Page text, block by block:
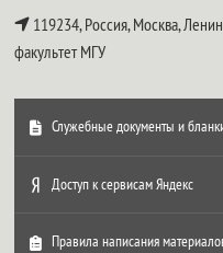
119234, Россия, Москва,
факультет МГУ
Служебные документы и
Доступ к сервисам Яндекс
Правила написания